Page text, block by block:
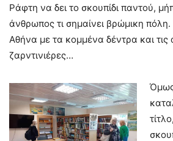
Ράφτη να δει το σκουπίδι παντού,
άνθρωπος τι σημαίνει βρώμικη
Αθήνα με τα κομμένα δέντρα και τις
ζαρντινιέρες…